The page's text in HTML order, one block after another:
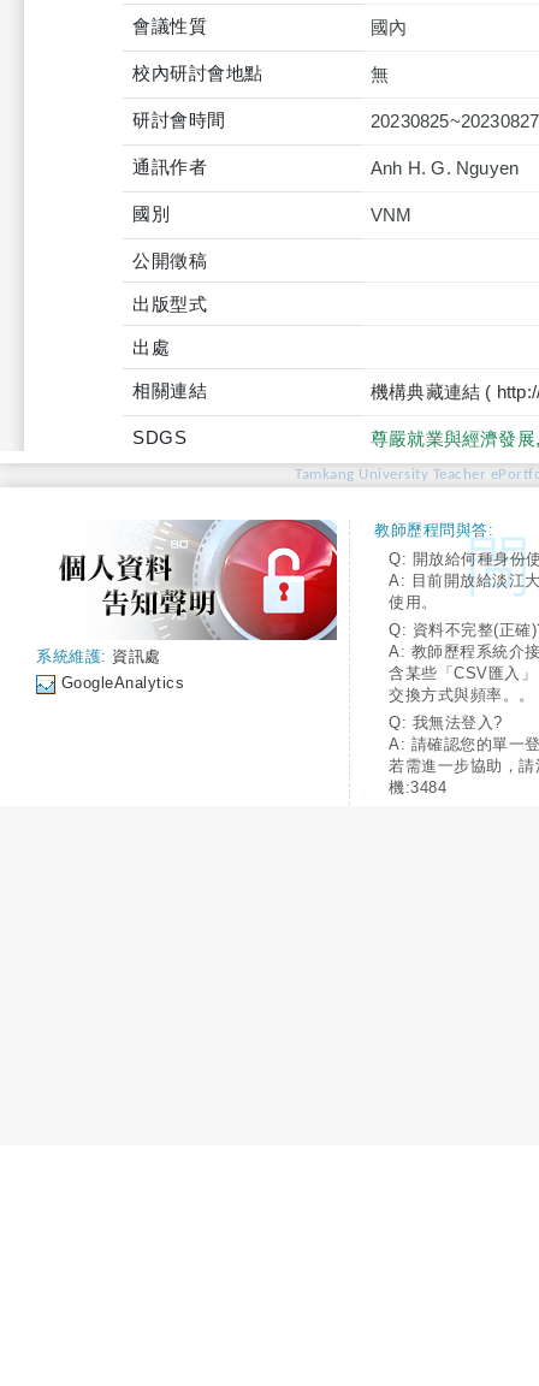
會議性質 國內
校內研討會地點 無
研討會時間 20230825~20230827
通訊作者 Anh H. G. Nguyen
國別 VNM
公開徵稿
出版型式
出處
相關連結 機構典藏連結 (
SDGS 尊嚴就業與經濟發
Tamkang University Teacher
系統維護: 資訊處
GoogleAnalytics
教師歷程問與答:
Q: 開放給何種身份
A: 目前開放給淡江
使用。
Q: 資料不完整(正確
A: 教師歷程系統介
含某些「CSV匯入
交換方式與頻率。。
Q: 我無法登入?
A: 請確認您的單一
若需進一步協助，
機:3484